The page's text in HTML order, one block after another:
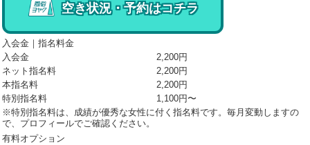
空き状況・予約はコチラ
入会金｜指名料金
入会金
2,200円
ネット指名料
2,200円
本指名料
2,200円
特別指名料
1,100円〜
※特別指名料は、成績が優秀な女性に付く指名料です。毎月変動しますの
で、プロフィールでご確認ください。
有料オプション